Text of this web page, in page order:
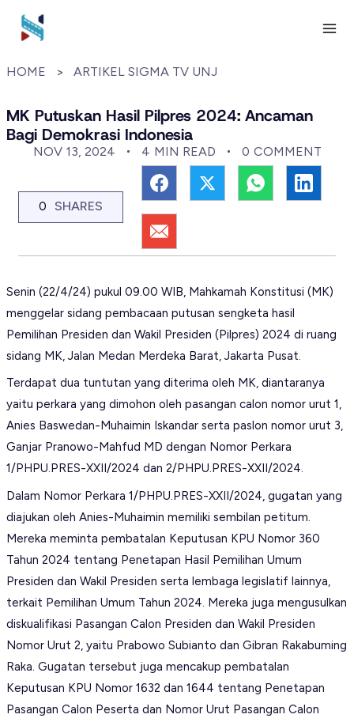
HOME ARTIKEL SIGMA TV UNJ
MK Putuskan Hasil Pilpres 2024: Ancaman
Bagi Demokrasi Indonesia
NOV 13, 2024 4 MIN READ 0 COMMENT
0 SHARES
Senin (22/4/24) pukul 09.00 WIB, Mahkamah Konstitusi (MK)
menggelar sidang pembacaan putusan sengketa hasil
Pemilihan Presiden dan Wakil Presiden (Pilpres) 2024 di ruang
sidang MK, Jalan Medan Merdeka Barat, Jakarta Pusat.
Terdapat dua tuntutan yang diterima oleh MK, diantaranya
yaitu perkara yang dimohon oleh pasangan calon nomor urut 1,
Anies Baswedan-Muhaimin Iskandar serta paslon nomor urut 3,
Ganjar Pranowo-Mahfud MD dengan Nomor Perkara
1/PHPU.PRES-XXII/2024 dan 2/PHPU.PRES-XXII/2024.
Dalam Nomor Perkara 1/PHPU.PRES-XXII/2024, gugatan yang
diajukan oleh Anies-Muhaimin memiliki sembilan petitum.
Mereka meminta pembatalan Keputusan KPU Nomor 360
Tahun 2024 tentang Penetapan Hasil Pemilihan Umum
Presiden dan Wakil Presiden serta lembaga legislatif lainnya,
terkait Pemilihan Umum Tahun 2024. Mereka juga mengusulkan
diskualifikasi Pasangan Calon Presiden dan Wakil Presiden
Nomor Urut 2, yaitu Prabowo Subianto dan Gibran Rakabuming
Raka. Gugatan tersebut juga mencakup pembatalan
Keputusan KPU Nomor 1632 dan 1644 tentang Penetapan
Pasangan Calon Peserta dan Nomor Urut Pasangan Calon